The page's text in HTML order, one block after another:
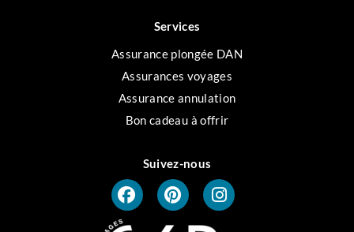
Services
Assurance plongée DAN
Assurances voyages
Assurance annulation
Bon cadeau à offrir
Suivez-nous